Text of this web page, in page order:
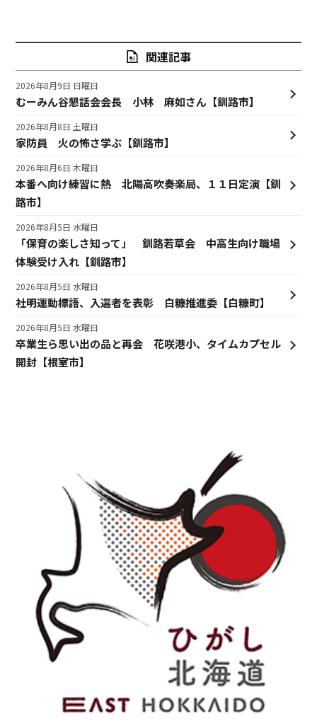
関連記事
むーみん谷懇話会会長 小林 麻如さん【釧路市】
2026年8月9日 日曜日
家防員 火の怖さ学ぶ【釧路市】
2026年8月8日 土曜日
本番へ向け練習に熱 北陽高吹奏楽局、１１日定演【釧
路市】
2026年8月6日 木曜日
「保育の楽しさ知って」 釧路若草会 中高生向け職場
体験受け入れ【釧路市】
2026年8月5日 水曜日
社明運動標語、入選者を表彰 白糠推進委【白糠町】
2026年8月5日 水曜日
卒業生ら思い出の品と再会 花咲港小、タイムカプセル
開封【根室市】
2026年8月5日 水曜日